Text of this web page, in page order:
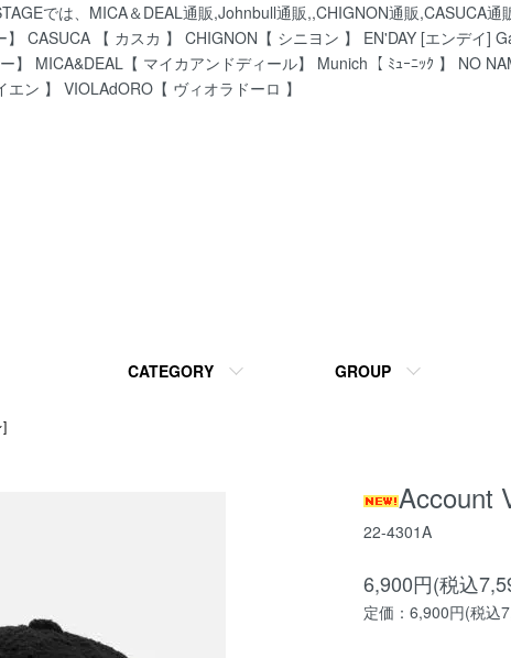
では、MICA＆DEAL通販,Johnbull通販,,CHIGNON通販,CASUCA
CASUCA 【 カスカ 】 CHIGNON【 シニヨン 】 EN'DAY [エンデイ]
MICA&DEAL【 マイカアンドディール】 Munich【 ﾐｭｰﾆｯｸ 】 NO
ン 】 VIOLAdORO【 ヴィオラドーロ 】
CATEGORY GROUP
]
Account
22-4301A
6,900円(税込
定価：6,900円(税込